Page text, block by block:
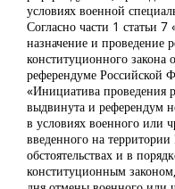
условиях военной
Согласно части 1 статьи
назначение и проведение
конституционного
референдуме Российской
«Инициатива проведения
выдвинута и референдум
в условиях военного или
введенного на
обстоятельствах и в
конституционным